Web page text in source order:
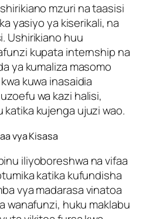
mzuri na taasisi
yasiyo ya kiserikali, na
Ushirikiano huu
kupata internship na
ya kumaliza masomo
kuwa inasaidia
wa kazi halisi,
katika kujenga ujuzi wao.
vya Kisasa
iliyoboreshwa na vifaa
katika kufundisha
vya madarasa vinatoa
wanafunzi, huku maklabu